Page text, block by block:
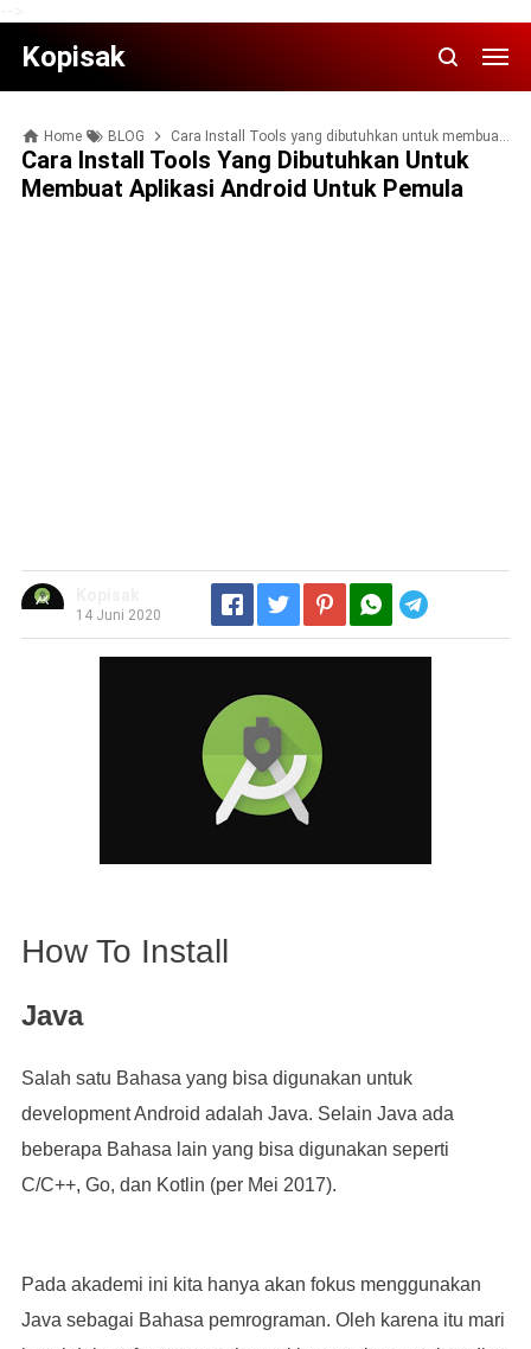
Kopisak
Home BLOG Cara Install Tools yang dibutuhkan untuk membuat Aplikasi Android untuk Pemula
Cara Install Tools Yang Dibutuhkan Untuk
Membuat Aplikasi Android Untuk Pemula
14 Juni 2020
How To Install
Java
Salah satu Bahasa yang bisa digunakan untuk
development Android adalah Java. Selain Java ada
beberapa Bahasa lain yang bisa digunakan seperti
C/C++, Go, dan Kotlin (per Mei 2017).
Pada akademi ini kita hanya akan fokus menggunakan
Java sebagai Bahasa pemrograman. Oleh karena itu mari